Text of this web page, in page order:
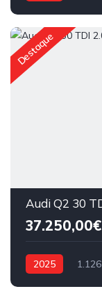
Destaque
Audi Q2 30
37.250,00€
2025